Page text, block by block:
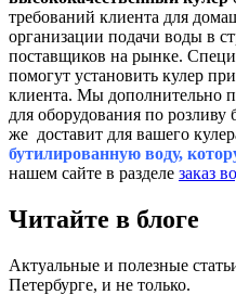
требований клиента для
организации подачи воды в
поставщиков на рынке.
помогут установить кулер при
клиента. Мы дополнительно
для оборудования по
же доставит для вашего
бутилированную воду,
нашем сайте в разделе заказ
Читайте в блоге
Актуальные и полезные
Петербурге, и не только.